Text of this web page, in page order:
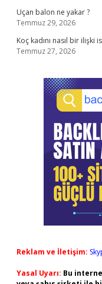
Uçan balon ne yakar ?
Temmuz 29, 2026
Koç kadını nasıl bir ilişki
Temmuz 27, 2026
Reklam ve İletişim:
Yasal Uyarı: Bu